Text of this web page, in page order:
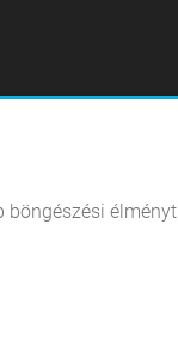
böngészési élményt